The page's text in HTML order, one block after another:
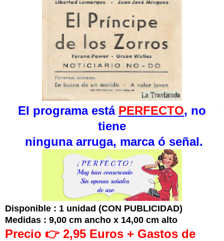
El programa está PERFECTO, no
tiene
ninguna arruga, marca ó señal.
Disponible : 1 unidad (CON PUBLICIDAD)
Medidas : 9,00 cm ancho x 14,00 cm alto
Precio 👉 2,95 Euros + Gastos de